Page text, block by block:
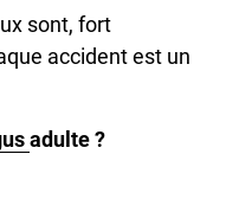
sont, fort
accident est un
adulte ?